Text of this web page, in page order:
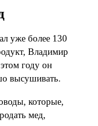
уже более 130
Владимир
году он
высушивать.
которые,
мед,